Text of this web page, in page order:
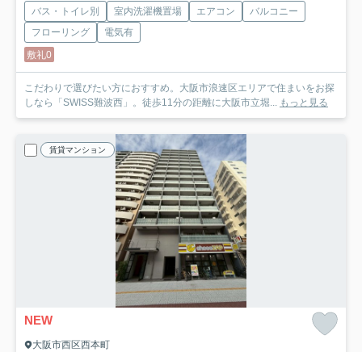
バス・トイレ別 室内洗濯機置場 エアコン
バルコニー
フローリング
電気有
敷礼0
こだわりで選びたい方におすすめ。大阪市浪速区エリアで住まいをお探
しなら「SWISS難波西」。徒歩11分の距離に大阪市立堀... もっと見る
賃貸マンション
NEW
大阪市西区西本町